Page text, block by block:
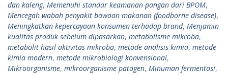
dan kaleng, Memenuhi standar keamanan pangan dari BPOM,
Mencegah wabah penyakit bawaan makanan (foodborne disease),
Meningkatkan kepercayaan konsumen terhadap brand, Menjamin
kualitas produk sebelum dipasarkan, metabolisme mikroba,
metabolit hasil aktivitas mikroba, metode analisis kimia, metode
kimia modern, metode mikrobiologi konvensional,
Mikroorganisme, mikroorganisme patogen, Minuman fermentasi,